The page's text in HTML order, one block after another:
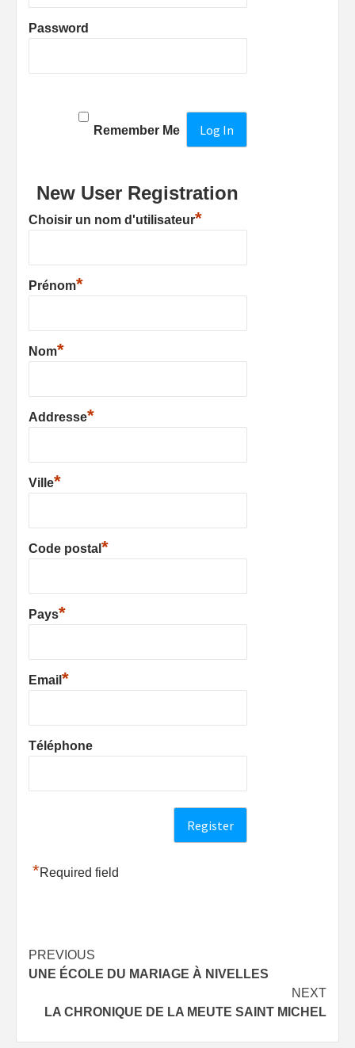
Password
Remember Me
New User Registration
Choisir un nom d'utilisateur*
Prénom*
Nom*
Addresse*
Ville*
Code postal *
Pays*
Email *
Téléphone
*Required field
Post
navigation
PREVIOUS
UNE ÉCOLE DU MARIAGE À NIVELLES
NEXT
LA CHRONIQUE DE LA MEUTE SAINT MICHEL